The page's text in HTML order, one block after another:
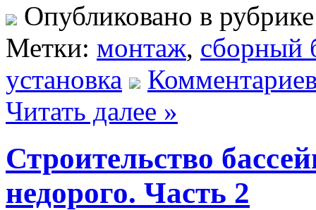
Опубликовано в
Метки: монтаж, сборный
установка
Читать далее »
Строительство
недорого. Часть 2